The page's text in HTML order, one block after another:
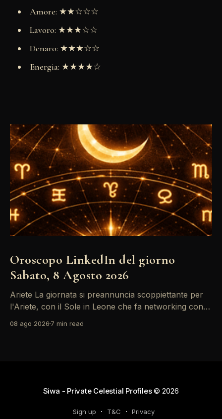
Amore: ★★☆☆☆
Lavoro: ★★★☆☆
Denaro: ★★★☆☆
Energia: ★★★★☆
Oroscopo LinkedIn del giorno
Sabato, 8 Agosto 2026
Ariete La giornata si preannuncia scoppiettante per
l'Ariete, con il Sole in Leone che fa networking con la
d'oro per postare un aggiornamento che incapsuli la
08 ago 2026 7 min read
Siwa - Private Celestial Profiles© 2026
Sign up T&C Privacy